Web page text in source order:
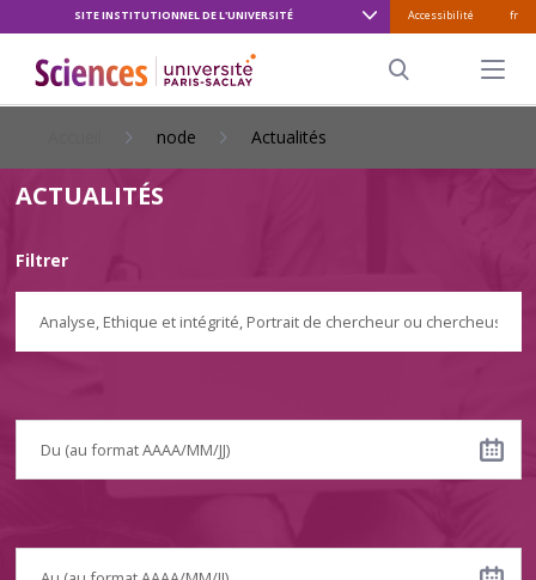
CONTENU
PRINCIPAL
SITE INSTITUTIONNEL DE L'UNIVERSITÉ Accessibilité fr
Menu
node Actualités
ACTUALITÉS
Filtrer
Analyse, Ethique et intégrité, Portrait de chercheur ou chercheuse